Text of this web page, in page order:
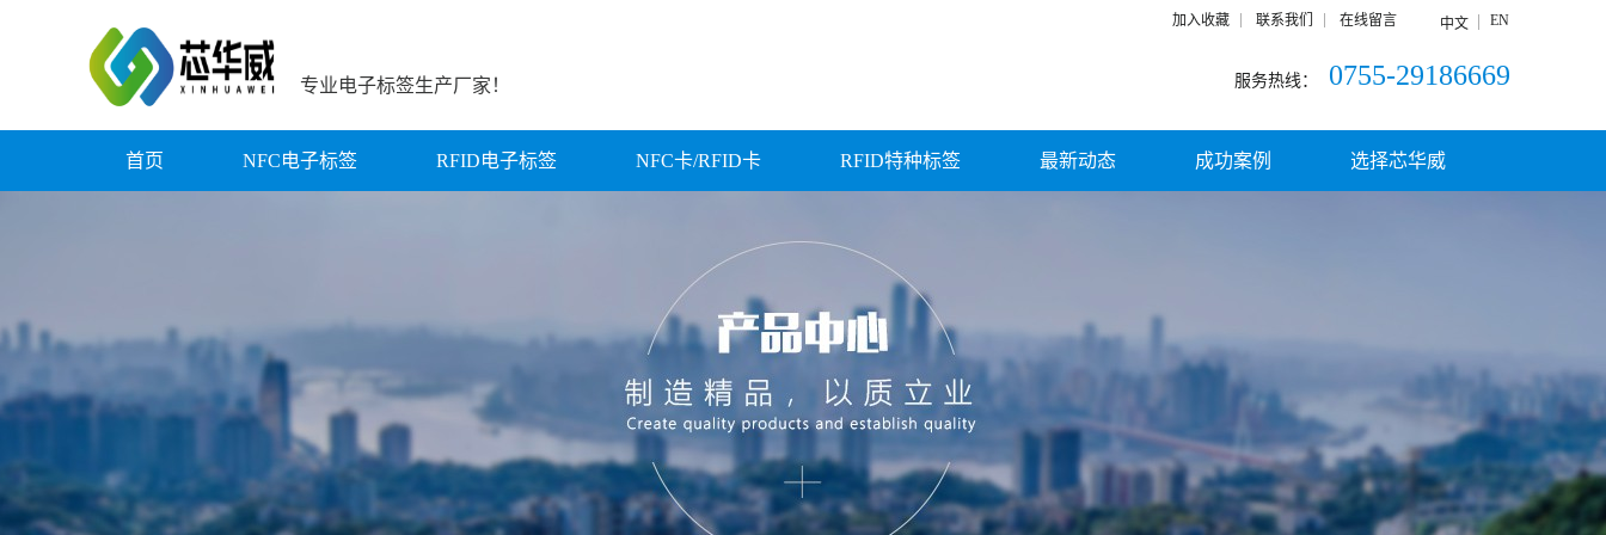
加入收藏 联系我们 在线留言 中文 EN
专业电子标签生产厂家！ 服务热线： 0755-29186669
首页 NFC电子标签 RFID电子标签 NFC卡/RFID卡 RFID特种标签 最新动态 成功案例 选择芯华威